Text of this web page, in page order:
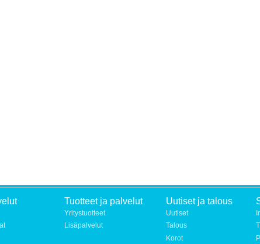
Tuotteet ja palvelut
Yritystuotteet
Lisäpalvelut
Uutiset ja talous
Uutiset
Talous
Korot